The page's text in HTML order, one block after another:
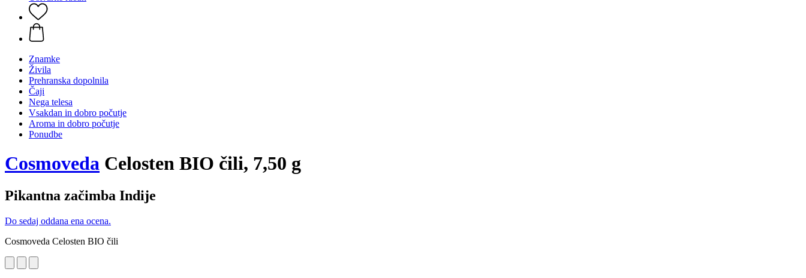
Znamke
Živila
Prehranska dopolnila
Čaji
Nega telesa
Vsakdan in dobro počutje
Aroma in dobro počutje
Ponudbe
Cosmoveda Celosten BIO čili, 7,50 g
Pikantna začimba Indije
Do sedaj oddana ena ocena.
Cosmoveda Celosten BIO čili